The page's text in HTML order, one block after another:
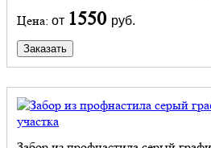
Цена: от 1550 руб.
Заказать